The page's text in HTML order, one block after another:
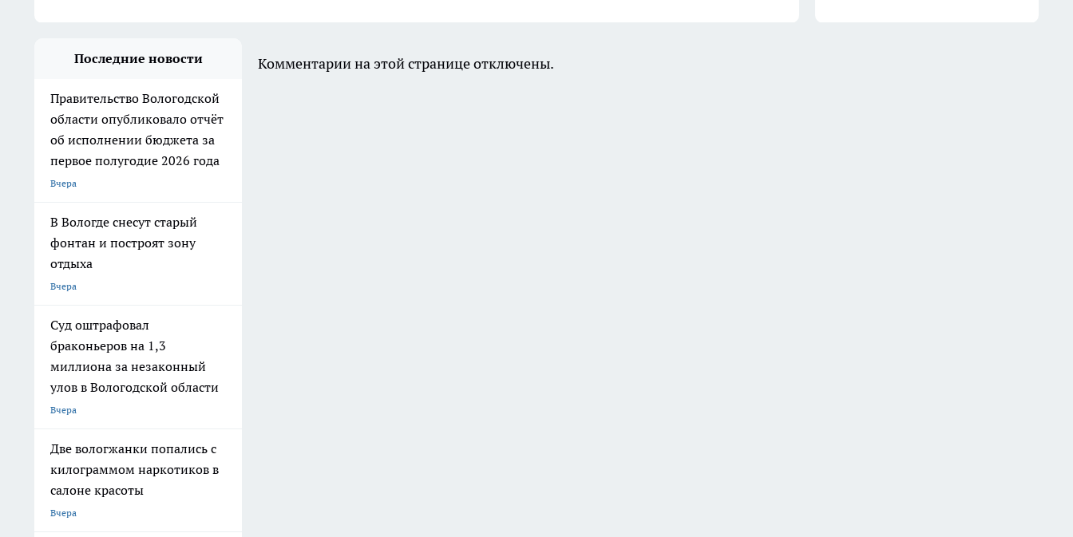
Последние новости
Правительство Вологодской
области опубликовало отчёт
об исполнении бюджета за
первое полугодие 2026 года
Вчера
В Вологде снесут старый
фонтан и построят зону
отдыха
Вчера
Суд оштрафовал
браконьеров на 1,3
миллиона за незаконный
улов в Вологодской области
Вчера
Две вологжанки попались с
килограммом наркотиков в
салоне красоты
Вчера
Комментарии на этой странице отключены.